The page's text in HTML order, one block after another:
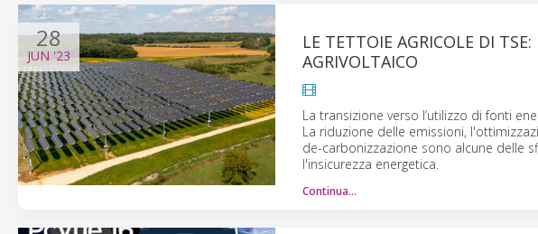
28
JUN '23
LE TETTOIE AGRICOLE DI
AGRIVOLTAICO
La transizione verso l’utilizzo di fonti
La riduzione delle emissioni,
de-carbonizzazione sono alcune delle
l'insicurezza energetica.
Continua…